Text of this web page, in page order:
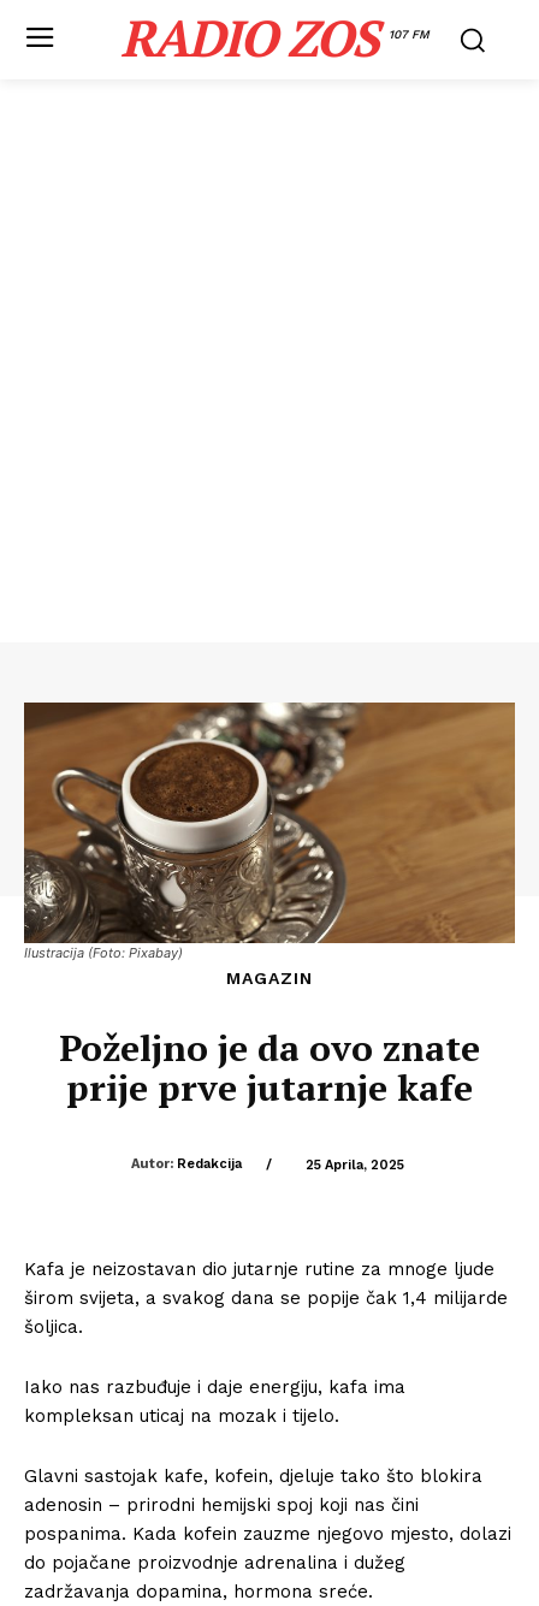
RADIO ZOS 107 FM
Ilustracija (Foto: Pixabay)
MAGAZIN
Poželjno je da ovo znate
prije prve jutarnje kafe
Autor: Redakcija / 25 Aprila, 2025
Kafa je neizostavan dio jutarnje rutine za mnoge ljude
širom svijeta, a svakog dana se popije čak 1,4 milijarde
šoljica.
Iako nas razbuđuje i daje energiju, kafa ima
kompleksan uticaj na mozak i tijelo.
Glavni sastojak kafe, kofein, djeluje tako što blokira
adenosin – prirodni hemijski spoj koji nas čini
pospanima. Kada kofein zauzme njegovo mjesto, dolazi
do pojačane proizvodnje adrenalina i dužeg
zadržavanja dopamina, hormona sreće.